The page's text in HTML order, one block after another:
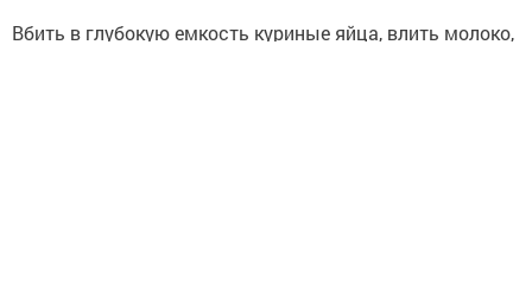
Вбить в глубокую емкость куриные яйца, влить молоко,